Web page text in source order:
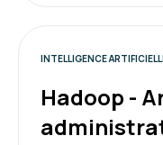
INTELLIGENCE
Hadoop -